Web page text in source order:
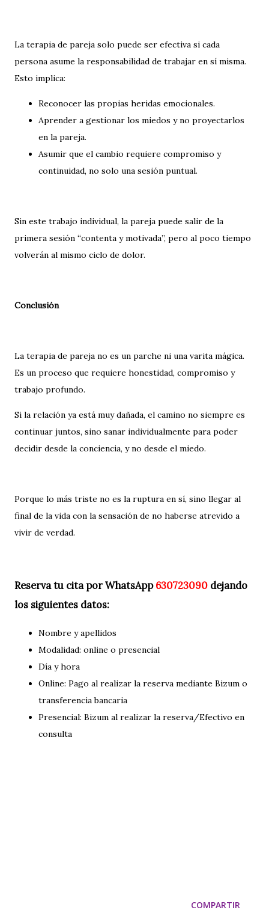
La terapia de pareja solo puede ser efectiva si cada
persona asume la responsabilidad de trabajar en sí misma.
Esto implica:
Reconocer las propias heridas emocionales.
Aprender a gestionar los miedos y no proyectarlos
en la pareja.
Asumir que el cambio requiere compromiso y
continuidad, no solo una sesión puntual.
Sin este trabajo individual, la pareja puede salir de la
primera sesión “contenta y motivada”, pero al poco tiempo
volverán al mismo ciclo de dolor.
Conclusión
La terapia de pareja no es un parche ni una varita mágica.
Es un proceso que requiere honestidad, compromiso y
trabajo profundo.
Si la relación ya está muy dañada, el camino no siempre es
continuar juntos, sino sanar individualmente para poder
decidir desde la conciencia, y no desde el miedo.
Porque lo más triste no es la ruptura en sí, sino llegar al
final de la vida con la sensación de no haberse atrevido a
vivir de verdad.
Reserva tu cita por WhatsApp 630723090 dejando
los siguientes datos:
Nombre y apellidos
Modalidad: online o presencial
Día y hora
Online: Pago al realizar la reserva mediante Bizum o
transferencia bancaria
Presencial: Bizum al realizar la reserva/Efectivo en
consulta
COMPARTIR